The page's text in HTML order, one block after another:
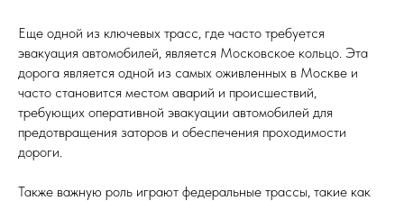
Еще одной из ключевых трасс, где часто требуется
эвакуация автомобилей, является Московское кольцо. Эта
дорога является одной из самых оживленных в Москве и
часто становится местом аварий и происшествий,
требующих оперативной эвакуации автомобилей для
предотвращения заторов и обеспечения проходимости
дороги.
Также важную роль играют федеральные трассы, такие как